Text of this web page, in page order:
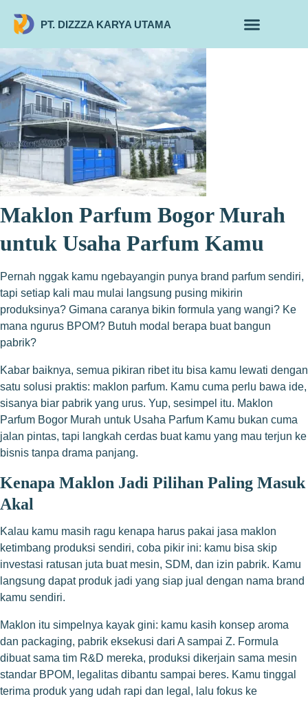
PT. DIZZZA KARYA UTAMA
Maklon Parfum Bogor Murah
untuk Usaha Parfum Kamu
Pernah nggak kamu ngebayangin punya brand parfum sendiri,
tapi setiap kali mau mulai langsung pusing mikirin
produksinya? Gimana caranya bikin formula yang wangi? Ke
mana ngurus BPOM? Butuh modal berapa buat bangun
pabrik?
Kabar baiknya, semua pikiran ribet itu bisa kamu lewati dengan
satu solusi praktis: maklon parfum. Kamu cuma perlu bawa ide,
sisanya biar pabrik yang urus. Yup, sesimpel itu. Maklon
Parfum Bogor Murah untuk Usaha Parfum Kamu bukan cuma
jalan pintas, tapi langkah cerdas buat kamu yang mau terjun ke
bisnis tanpa drama panjang.
Kenapa Maklon Jadi Pilihan Paling Masuk
Akal
Kalau kamu masih ragu kenapa harus pakai jasa maklon
ketimbang produksi sendiri, coba pikir ini: kamu bisa skip
investasi ratusan juta buat mesin, SDM, dan izin pabrik. Kamu
langsung dapat produk jadi yang siap jual dengan nama brand
kamu sendiri.
Maklon itu simpelnya kayak gini: kamu kasih konsep aroma
dan packaging, pabrik eksekusi dari A sampai Z. Formula
dibuat sama tim R&D mereka, produksi dikerjain sama mesin
standar BPOM, legalitas dibantu sampai beres. Kamu tinggal
terima produk yang udah rapi dan legal, lalu fokus ke